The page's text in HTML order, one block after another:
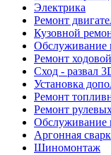
Электрика
Ремонт
Кузовной
Обслуживание
Ремонт ходовой
Сход - развал
Установка
Ремонт
Ремонт
Обслуживание
Аргонная
Шиномонтаж